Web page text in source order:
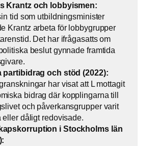
Krantz och lobbyismen:
tid som utbildningsminister
Krantz arbeta för lobbygrupper
Det har ifrågasatts om
beslut gynnade framtida
partibidrag och stöd (2022):
har visat att L mottagit
bidrag där kopplingarna till
och påverkansgrupper varit
eller dåligt redovisade.
i Stockholms län